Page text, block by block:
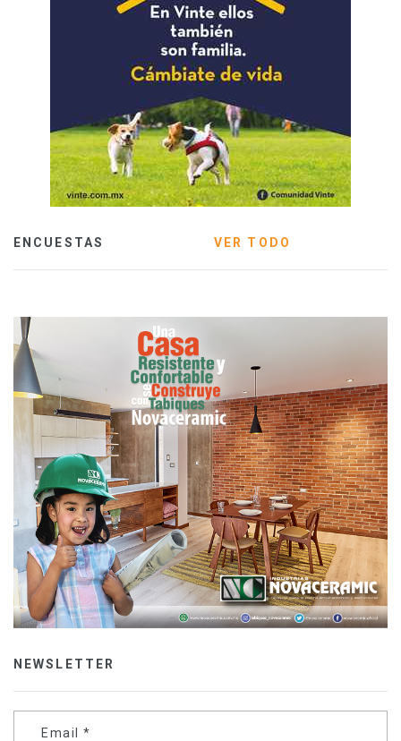
ENCUESTAS VER TODO
NEWSLETTER
Email *